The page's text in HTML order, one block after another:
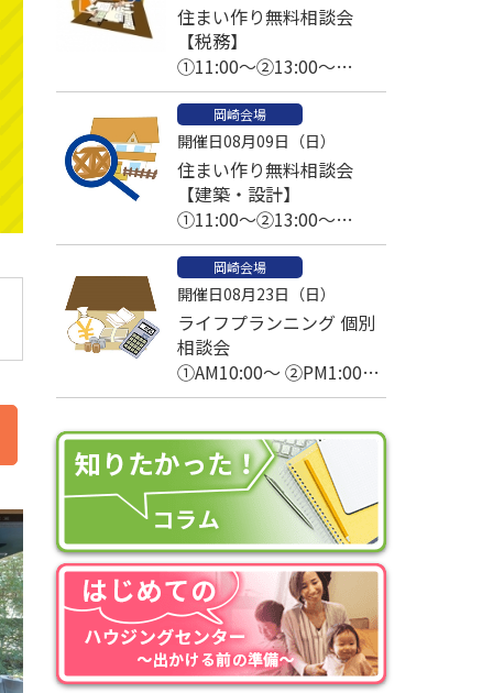
住まい作り無料相談会
【税務】
①11:00～②13:00～
③14:00～④15:00～
岡崎会場
開催日08月09日（日）
住まい作り無料相談会
【建築・設計】
①11:00～②13:00～
③14:00～④15:00～
岡崎会場
開催日08月23日（日）
ライフプランニング 個別
相談会
①AM10:00～ ②PM1:00～
③PM2:30～